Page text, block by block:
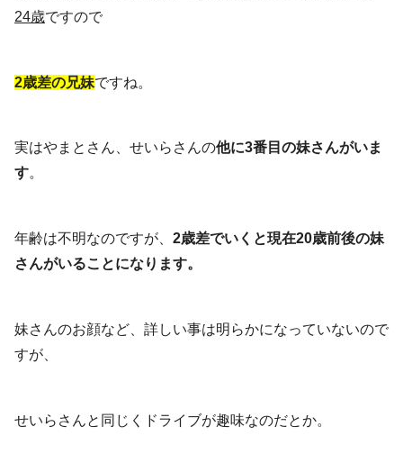
24歳ですので
2歳差の兄妹ですね。
実はやまとさん、せいらさんの他に3番目の妹さんがいま
す。
年齢は不明なのですが、 2歳差でいくと現在20歳前後の妹
さんがいることになります。
妹さんのお顔など、詳しい事は明らかになっていないので
すが、
せいらさんと同じくドライブが趣味なのだとか。